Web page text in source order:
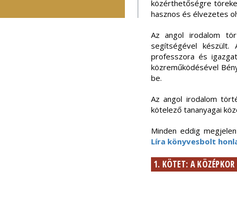
közérthetőségre
hasznos és élvezetes
Az angol irodalom
segítségével
professzora és
közreműködésével
be.
Az angol irodalom
kötelező tananyagai
Minden eddig
Líra könyvesbolt
1. KÖTET: A KÖZÉPKOR